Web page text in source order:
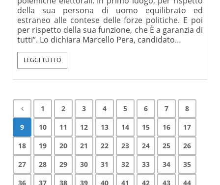
della sua persona di uomo equilibrato ed
estraneo alle contese delle forze politiche. E poi
per rispetto della sua funzione, che Ë a garanzia di
tutti”. Lo dichiara Marcello Pera, candidato…
LEGGI TUTTO
1 2 3 4 5 6 7
8
9
10 11 12 13 14 15 16
17
18
19 20 21 22 23 24 25
26
27
28 29 30 31 32 33 34
35
36
37 38 39 40 41 42 43 44